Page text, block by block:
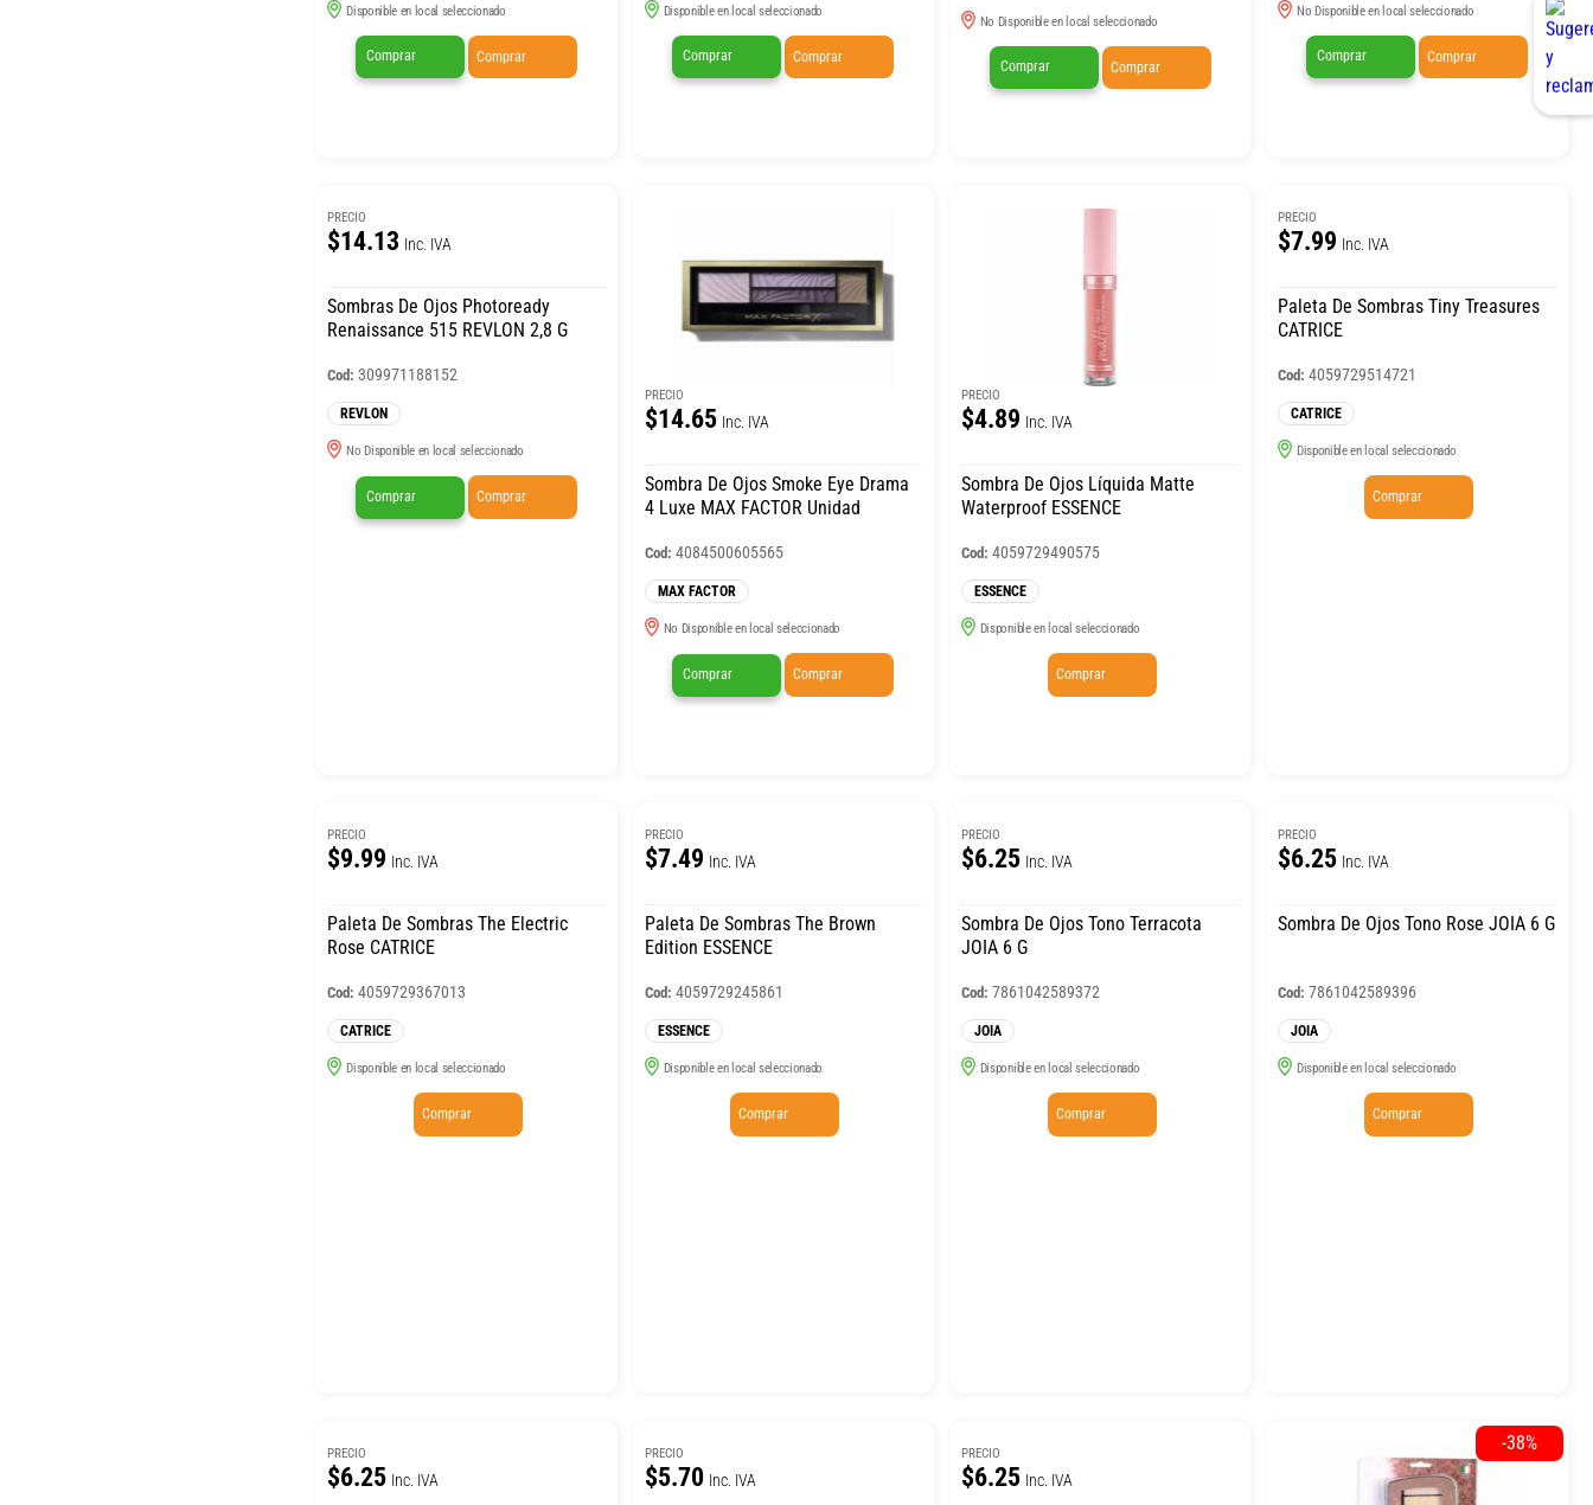
Disponible en local seleccionado
Comprar Comprar
Disponible en local seleccionado
Comprar Comprar
No Disponible en local seleccionado
Comprar Comprar
No Disponible en local seleccionado
Comprar Comprar
PRECIO
$14.13 Inc. IVA
Sombras De Ojos Photoready
Renaissance 515 REVLON 2,8 G
Cod: 309971188152
REVLON
No Disponible en local seleccionado
Comprar Comprar
PRECIO
$14.65 Inc. IVA
Sombra De Ojos Smoke Eye Drama
4 Luxe MAX FACTOR Unidad
Cod: 4084500605565
MAX FACTOR
No Disponible en local seleccionado
Comprar Comprar
PRECIO
$4.89 Inc. IVA
Sombra De Ojos Líquida Matte
Waterproof ESSENCE
Cod: 4059729490575
ESSENCE
Disponible en local seleccionado
Comprar
PRECIO
$7.99 Inc. IVA
Paleta De Sombras Tiny Treasures
CATRICE
Cod: 4059729514721
CATRICE
Disponible en local seleccionado
Comprar
PRECIO
$9.99 Inc. IVA
Paleta De Sombras The Electric
Rose CATRICE
Cod: 4059729367013
CATRICE
Disponible en local seleccionado
Comprar
PRECIO
$7.49 Inc. IVA
Paleta De Sombras The Brown
Edition ESSENCE
Cod: 4059729245861
ESSENCE
Disponible en local seleccionado
Comprar
PRECIO
$6.25 Inc. IVA
Sombra De Ojos Tono Terracota
JOIA 6 G
Cod: 7861042589372
JOIA
Disponible en local seleccionado
Comprar
PRECIO
$6.25 Inc. IVA
Sombra De Ojos Tono Rose JOIA 6 G
Cod: 7861042589396
JOIA
Disponible en local seleccionado
Comprar
PRECIO
$6.25 Inc. IVA
PRECIO
$5.70 Inc. IVA
PRECIO
$6.25 Inc. IVA
-38%